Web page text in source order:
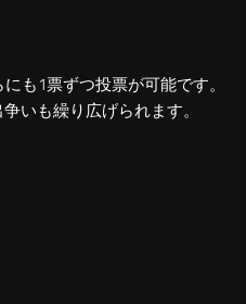
も1票ずつ投票が可能です。
いも繰り広げられます。